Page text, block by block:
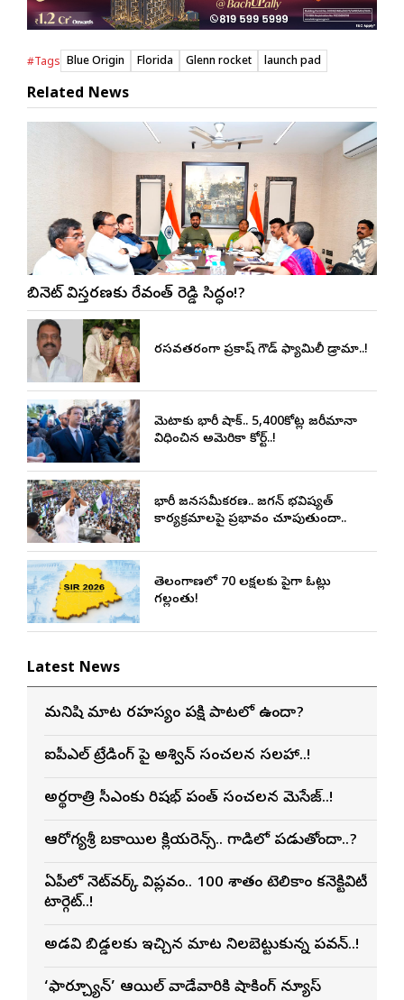
#Tags Blue Origin Florida Glenn rocket launch pad
Related News
కేబినెట్ విస్తరణకు రేవంత్ రెడ్డి సిద్ధం!?
రసవత్తరంగా ప్రకాష్ గౌడ్ ఫ్యామిలీ డ్రామా..!
మెటాకు భారీ షాక్.. 5,400కోట్ల జరీమానా
విధించిన అమెరికా కోర్ట్..!
భారీ జనసమీకరణ.. జగన్ భవిష్యత్
కార్యక్రమాలపై ప్రభావం చూపుతుందా..
తెలంగాణలో 70 లక్షలకు పైగా ఓట్లు
గల్లంతు!
Latest News
మనిషి మాట రహస్యం పక్షి పాటలో ఉందా?
ఐపీఎల్ ట్రేడింగ్ పై అశ్విన్ సంచలన సలహా..!
అర్థరాత్రి సీఎంకు రిషభ్ పంత్ సంచలన మెసేజ్..!
ఆరోగ్యశ్రీ బకాయిల క్లియరెన్స్.. గాడిలో పడుతోందా..?
ఏపీలో నెట్‌వర్క్ విప్లవం.. 100 శాతం టెలికాం కనెక్టివిటీ
టార్గెట్..!
అడవి బిడ్డలకు ఇచ్చిన మాట నిలబెట్టుకున్న పవన్..!
‘ఫార్చ్యూన్’ ఆయిల్ వాడేవారికి షాకింగ్ న్యూస్